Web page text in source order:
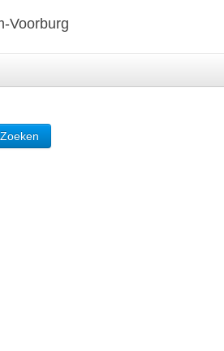
Voorburg
Zoeken